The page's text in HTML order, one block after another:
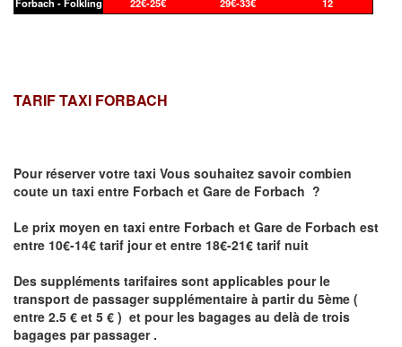
Forbach - Folkling 22€-25€ 29€-33€ 12
TARIF TAXI FORBACH
Pour réserver votre taxi Vous souhaitez savoircombien
coute un taxi entre Forbach et Gare de Forbach ?
Le prix moyen en taxi entre Forbach et Gare de Forbach est
entre 10€-14€ tarif jour et entre 18€-21€ tarif nuit
Des suppléments tarifaires sont applicables pour le
transport de passager supplémentaire à partir du 5ème (
entre 2.5 € et 5 € ) et pour les bagages au delà de trois
bagages par passager .